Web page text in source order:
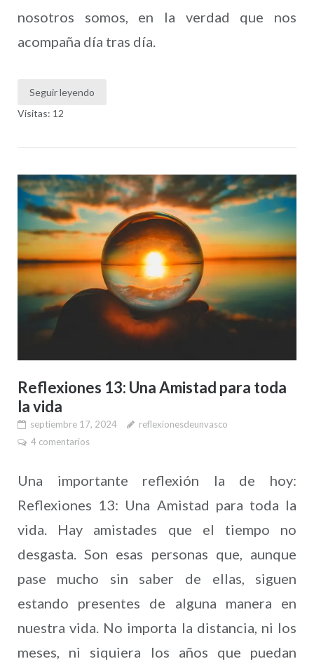
nosotros somos, en la verdad que nos
acompaña día tras día.
Seguir leyendo
Visitas: 12
Reflexiones 13: Una Amistad para toda
la vida
septiembre 17, 2024
reflexionesdeunvasco
4 comentarios
Una importante reflexión la de hoy:
Reflexiones 13: Una Amistad para toda la
vida. Hay amistades que el tiempo no
desgasta. Son esas personas que, aunque
pase mucho sin saber de ellas, siguen
estando presentes de alguna manera en
nuestra vida. No importa la distancia, ni los
meses, ni siquiera los años que puedan